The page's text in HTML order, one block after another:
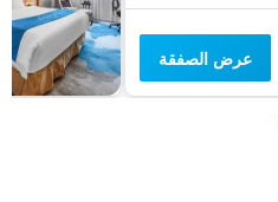
عرض الصفقة